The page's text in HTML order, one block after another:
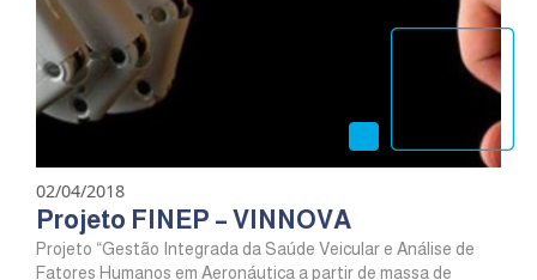
02/04/2018
Projeto FINEP – VINNOVA
Projeto “Gestão Integrada da Saúde Veicular e Análise de
Fatores Humanos em Aeronáutica a partir de massa de